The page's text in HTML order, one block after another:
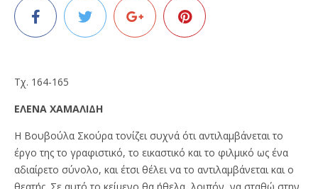
Τχ. 164-165
ΕΛΕΝΑ ΧΑΜΑΛΙΔΗ
Η Βουβούλα Σκούρα τονίζει συχνά ότι αντιλαμβάνεται το
έργο της το γραφιστικό, το εικαστικό και το φιλμικό ως ένα
αδιαίρετο σύνολο, και έτσι θέλει να το αντιλαμβάνεται και ο